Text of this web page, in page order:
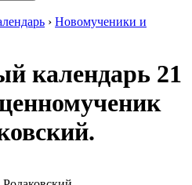
› Новомученики и
календарь 21